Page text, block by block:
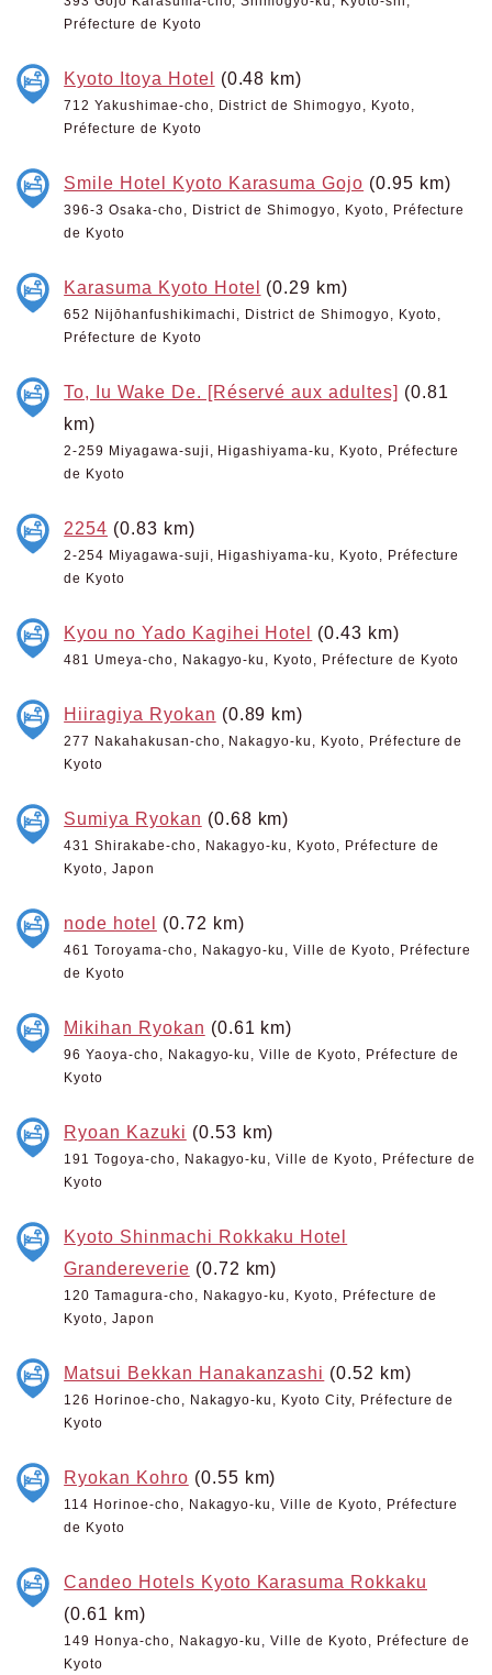
Préfecture de Kyoto
Kyoto Itoya Hotel (0.48 km)
712 Yakushimae-cho, District de Shimogyo, Kyoto,
Préfecture de Kyoto
Smile Hotel Kyoto Karasuma Gojo (0.95 km)
396-3 Osaka-cho, District de Shimogyo, Kyoto, Préfecture
de Kyoto
Karasuma Kyoto Hotel (0.29 km)
652 Nijōhanfushikimachi, District de Shimogyo, Kyoto,
Préfecture de Kyoto
To, Iu Wake De. [Réservé aux adultes] (0.81
km)
2-259 Miyagawa-suji, Higashiyama-ku, Kyoto, Préfecture
de Kyoto
2254 (0.83 km)
2-254 Miyagawa-suji, Higashiyama-ku, Kyoto, Préfecture
de Kyoto
Kyou no Yado Kagihei Hotel (0.43 km)
481 Umeya-cho, Nakagyo-ku, Kyoto, Préfecture de Kyoto
Hiiragiya Ryokan (0.89 km)
277 Nakahakusan-cho, Nakagyo-ku, Kyoto, Préfecture de
Kyoto
Sumiya Ryokan (0.68 km)
431 Shirakabe-cho, Nakagyo-ku, Kyoto, Préfecture de
Kyoto, Japon
node hotel (0.72 km)
461 Toroyama-cho, Nakagyo-ku, Ville de Kyoto, Préfecture
de Kyoto
Mikihan Ryokan (0.61 km)
96 Yaoya-cho, Nakagyo-ku, Ville de Kyoto, Préfecture de
Kyoto
Ryoan Kazuki (0.53 km)
191 Togoya-cho, Nakagyo-ku, Ville de Kyoto, Préfecture de
Kyoto
Kyoto Shinmachi Rokkaku Hotel
Grandereverie (0.72 km)
120 Tamagura-cho, Nakagyo-ku, Kyoto, Préfecture de
Kyoto, Japon
Matsui Bekkan Hanakanzashi (0.52 km)
126 Horinoe-cho, Nakagyo-ku, Kyoto City, Préfecture de
Kyoto
Ryokan Kohro (0.55 km)
114 Horinoe-cho, Nakagyo-ku, Ville de Kyoto, Préfecture
de Kyoto
Candeo Hotels Kyoto Karasuma Rokkaku
(0.61 km)
149 Honya-cho, Nakagyo-ku, Ville de Kyoto, Préfecture de
Kyoto